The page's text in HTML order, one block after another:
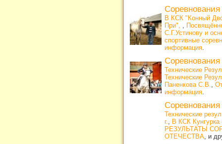
Соревнования
В КСК "Конный
При",
С.Г.Устинову и
спортивные
информация
Соревнования
Технические
Технические
Паненкова С.В.
информация
Соревнования
Технические
г.
В КСК Кунгурка
РЕЗУЛЬТАТЫ
ОТЕЧЕСТВА , и